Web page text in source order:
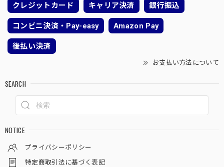
クレジットカード キャリア決済 銀行振込
コンビニ決済・Pay-easy Amazon Pay
後払い決済
お支払い方法について
SEARCH
NOTICE
プライバシーポリシー
特定商取引法に基づく表記